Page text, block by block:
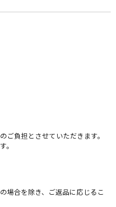
ご負担とさせていただきます。
。
場合を除き、ご返品に応じるこ